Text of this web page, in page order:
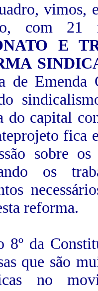
vimos,
com 21
E
de
do capital
fica
sobre
os
reforma.
8º da
que são
no